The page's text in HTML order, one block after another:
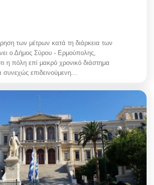
των μέτρων κατά τη διάρκεια των
ο Δήμος Σύρου - Ερμούπολης,
η πόλη επί μακρό χρονικό διάστημα
συνεχώς επιδεινούμενη...